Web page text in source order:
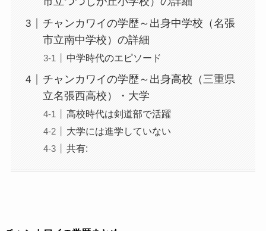
チャンカワイの学歴～出身中学校（名張
市立南中学校）の詳細
中学時代のエピソード
チャンカワイの学歴～出身高校（三重県
立名張西高校）・大学
高校時代は剣道部で活躍
大学には進学していない
共有: